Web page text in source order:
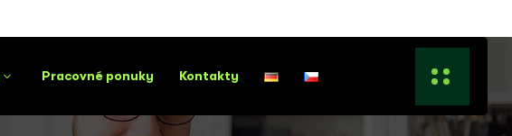
Pracovné ponuky Kontakty